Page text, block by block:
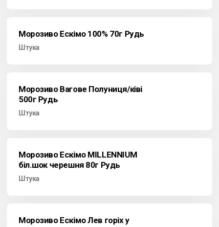
Морозиво Ескімо 100% 70г Рудь
Штука
Морозиво Вагове Полуниця/ківі
500г Рудь
Штука
Морозиво Ескімо MILLENNIUM
біл.шок черешня 80г Рудь
Штука
Морозиво Ескімо Лев горіх у